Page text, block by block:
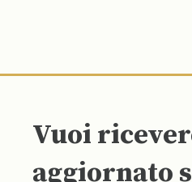
Vuoi
aggiornato